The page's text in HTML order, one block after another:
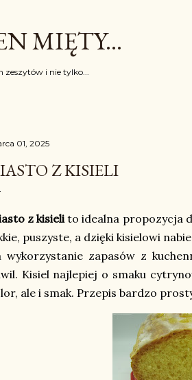
MIĘTY...
zeszytów i nie tylko...
01, 2025
Z KISIELI
z kisielito idealna propozycja
puszyste, a dzięki kisielowi
wykorzystanie zapasów z
Kisiel najlepiej o smaku
ale i smak. Przepis bardzo